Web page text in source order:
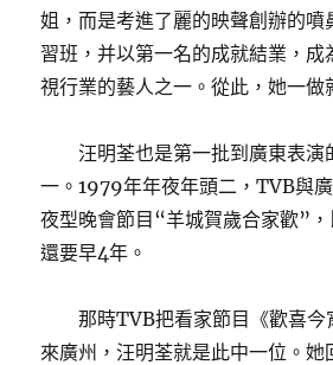
姐，而是考進了麗的映聲創辦的噴
習班，并以第一名的成就結業，成
視行業的藝人之一。從此，她一做
汪明荃也是第一批到廣東表演
一。1979年年夜年頭二，TVB與
夜型晚會節目“羊城賀歲合家歡”
還要早4年。
那時TVB把看家節目《歡喜今
來廣州，汪明荃就是此中一位。